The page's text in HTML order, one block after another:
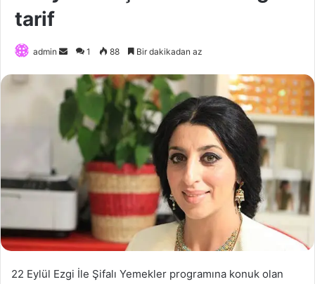
tarif
admin
Bir
posta
göndermek
1 88 Bir dakikadan az
22 Eylül Ezgi İle Şifalı Yemekler programına konuk olan